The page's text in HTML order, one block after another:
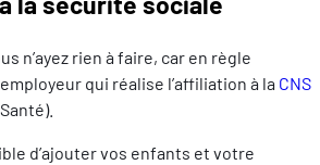
n’ayez rien à faire, car en règle
qui réalise l’affiliation à la CNS
d’ajouter vos enfants et votre